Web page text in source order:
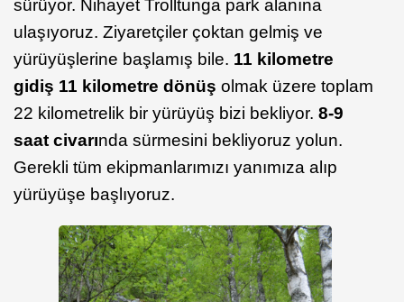
sürüyor. Nihayet Trolltunga park alanına
ulaşıyoruz. Ziyaretçiler çoktan gelmiş ve
yürüyüşlerine başlamış bile. 11 kilometre
gidiş 11 kilometre dönüş olmak üzere toplam
22 kilometrelik bir yürüyüş bizi bekliyor. 8-9
saat civarında sürmesini bekliyoruz yolun.
Gerekli tüm ekipmanlarımızı yanımıza alıp
yürüyüşe başlıyoruz.